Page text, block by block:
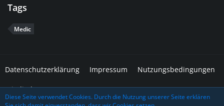
Tags
Medic
Datenschutzerklärung Impressum Nutzungsbedingungen
Mitglieder
Diese Seite verwendet Cookies. Durch die Nutzung unserer Seite erklären